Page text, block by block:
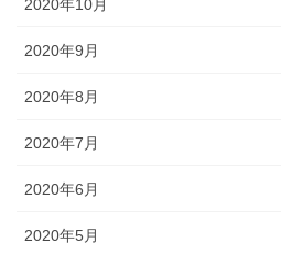
2020年10月
2020年9月
2020年8月
2020年7月
2020年6月
2020年5月